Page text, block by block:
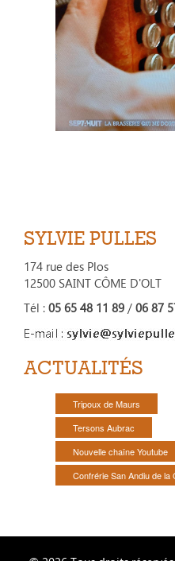
SYLVIE PULLES
174 rue des Plos
12500 SAINT CÔME D'OLT
Tél : 05 65 48 11 89 / 06 87
ACTUALITÉS
Tripoux de Maurs
Tersons Aubrac
Nouvelle chaîne Youtube
Confrérie San Andiu de la